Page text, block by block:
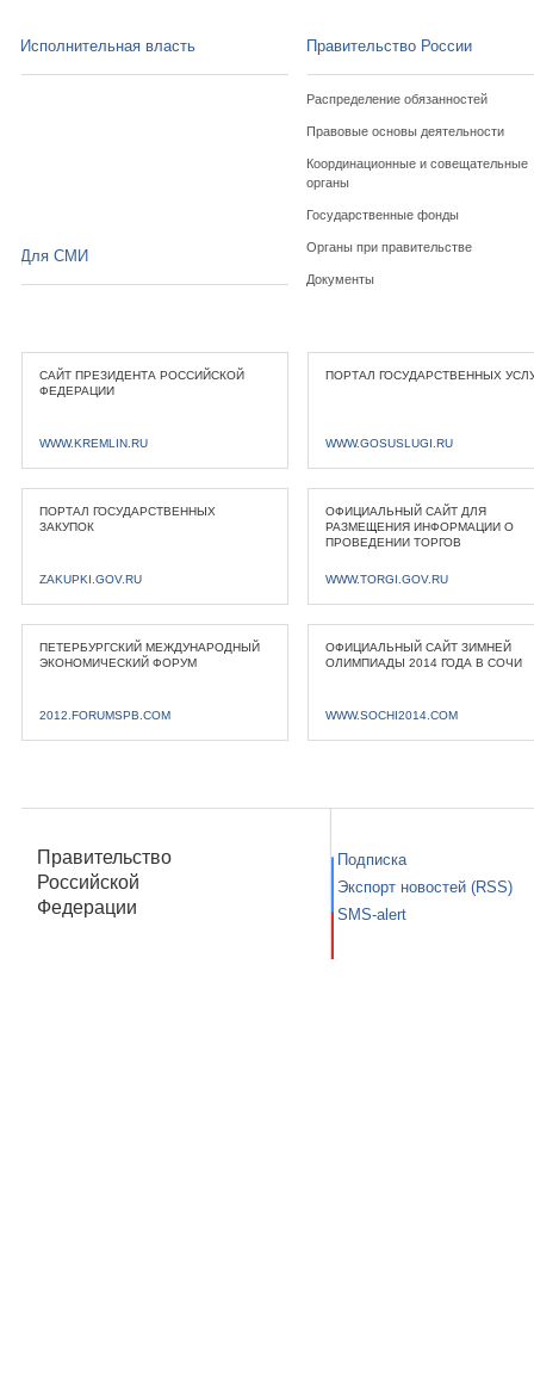
Исполнительная власть Правительство России
Распределение обязанностей
Правовые основы деятельности
Координационные и совещательные
органы
Государственные фонды
Органы при правительстве
Документы
Для СМИ
САЙТ ПРЕЗИДЕНТА РОССИЙСКОЙ
ФЕДЕРАЦИИ
WWW.KREMLIN.RU
ПОРТАЛ ГОСУДАРСТВЕННЫХ
WWW.GOSUSLUGI.RU
ПОРТАЛ ГОСУДАРСТВЕННЫХ
ЗАКУПОК
ZAKUPKI.GOV.RU
ОФИЦИАЛЬНЫЙ САЙТ ДЛЯ
РАЗМЕЩЕНИЯ ИНФОРМАЦИИ О
ПРОВЕДЕНИИ ТОРГОВ
WWW.TORGI.GOV.RU
ПЕТЕРБУРГСКИЙ МЕЖДУНАРОДНЫЙ
ЭКОНОМИЧЕСКИЙ ФОРУМ
2012.FORUMSPB.COM
ОФИЦИАЛЬНЫЙ САЙТ ЗИМНЕЙ
ОЛИМПИАДЫ 2014 ГОДА В СОЧИ
WWW.SOCHI2014.COM
Правительство
Российской
Федерации
Подписка
Экспорт новостей (RSS)
SMS-alert